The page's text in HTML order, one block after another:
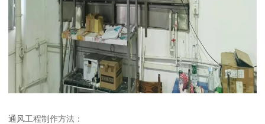
通风工程制作方法：